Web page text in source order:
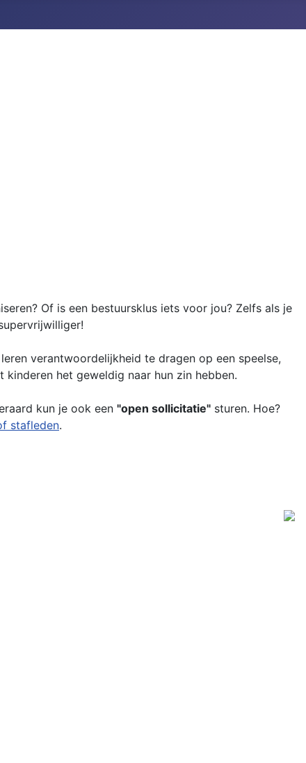
Of is een bestuursklus iets voor jou? Zelfs als je
verantwoordelijkheid te dragen op een speelse,
het geweldig naar hun zin hebben.
kun je ook een "open sollicitatie" sturen. Hoe?
stafleden.